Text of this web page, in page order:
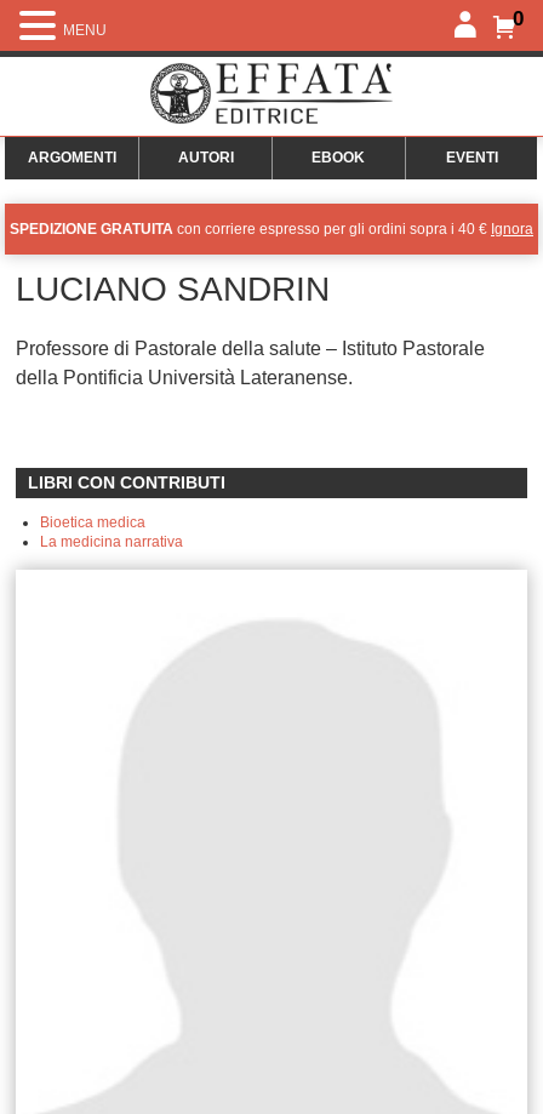
0
ARGOMENTI AUTORI EBOOK EVENTI
SPEDIZIONE GRATUITA con corriere espresso per gli ordini sopra i 40 € Ignora
LUCIANO SANDRIN
Professore di Pastorale della salute – Istituto Pastorale
della Pontificia Università Lateranense.
LIBRI CON CONTRIBUTI
Bioetica medica
La medicina narrativa
MENU